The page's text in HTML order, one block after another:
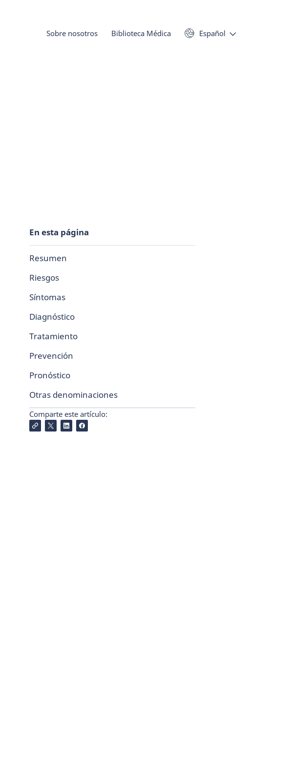
Sobre nosotros Biblioteca Médica Español
En esta página
Resumen
Riesgos
Síntomas
Diagnóstico
Tratamiento
Prevención
Pronóstico
Otras denominaciones
Comparte este artículo: